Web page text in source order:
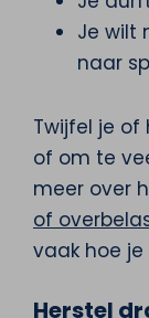
Je wilt
naar
Twijfel je
of om te
meer over
of
vaak hoe
Herstel